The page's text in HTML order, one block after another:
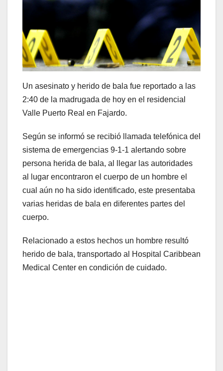
Un asesinato y herido de bala fue reportado a las
2:40 de la madrugada de hoy en el residencial
Valle Puerto Real en Fajardo.
Según se informó se recibió llamada telefónica del
sistema de emergencias 9-1-1 alertando sobre
persona herida de bala, al llegar las autoridades
al lugar encontraron el cuerpo de un hombre el
cual aún no ha sido identificado, este presentaba
varias heridas de bala en diferentes partes del
cuerpo.
Relacionado a estos hechos un hombre resultó
herido de bala, transportado al Hospital Caribbean
Medical Center en condición de cuidado.